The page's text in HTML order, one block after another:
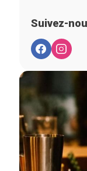
Suivez-